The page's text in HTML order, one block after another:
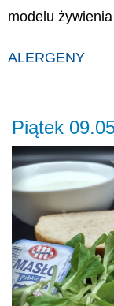
modelu
ALERGENY
Piątek
Previous